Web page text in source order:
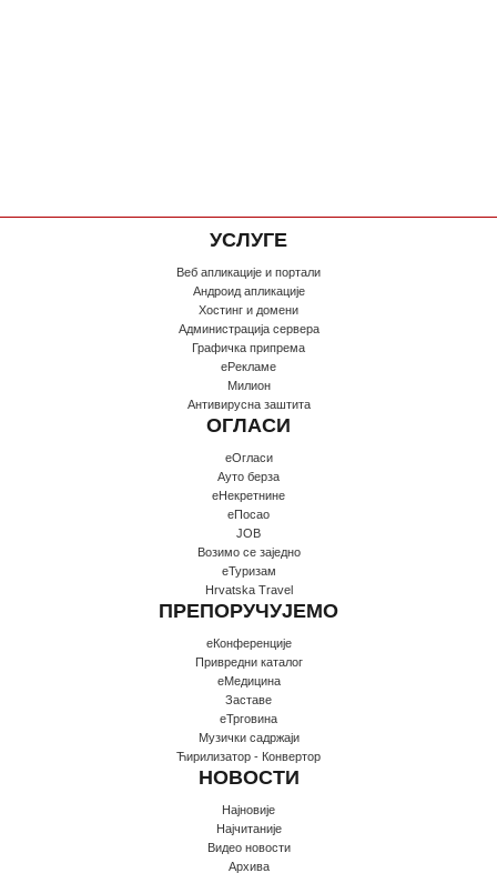
УСЛУГЕ
Веб апликације и портали
Андроид апликације
Хостинг и домени
Администрација сервера
Графичка припрема
еРекламе
Милион
Антивирусна заштита
ОГЛАСИ
еОгласи
Ауто берза
еНекретнине
еПосао
JOB
Возимо се заједно
еТуризам
Hrvatska Travel
ПРЕПОРУЧУЈЕМО
еКонференције
Привредни каталог
еМедицина
Заставе
еТрговина
Музички садржаји
Ћирилизатор - Конвертор
НОВОСТИ
Најновије
Најчитаније
Видео новости
Архива